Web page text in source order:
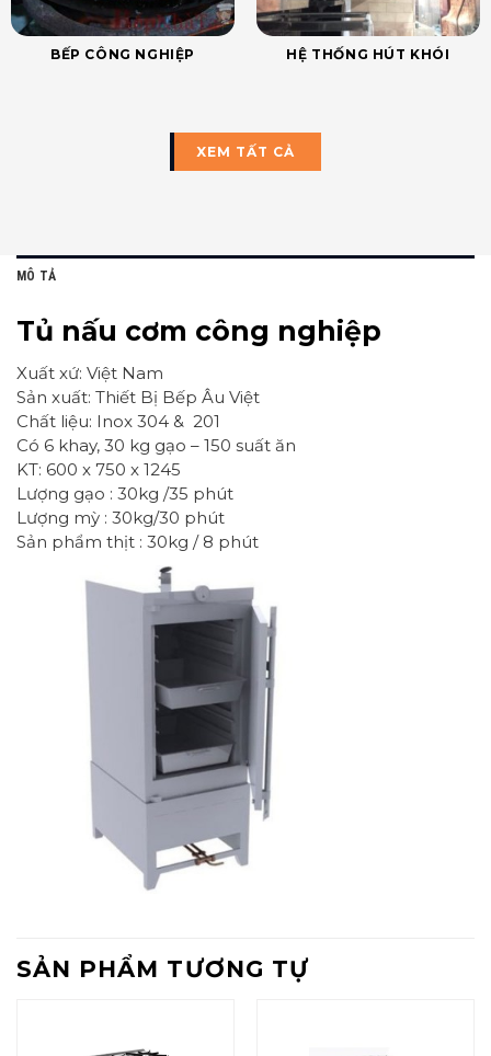
BẾP CÔNG NGHIỆP HỆ THỐNG HÚT KHÓI
XEM TẤT CẢ
MÔ TẢ
Tủ nấu cơm công nghiệp
Xuất xứ: Việt Nam
Sản xuất: Thiết Bị Bếp Âu Việt
Chất liệu: Inox 304 & 201
Có 6 khay, 30 kg gạo – 150 suất ăn
KT: 600 x 750 x 1245
Lượng gạo : 30kg /35 phút
Lượng mỳ : 30kg/30 phút
Sản phẩm thịt : 30kg / 8 phút
SẢN PHẨM TƯƠNG TỰ